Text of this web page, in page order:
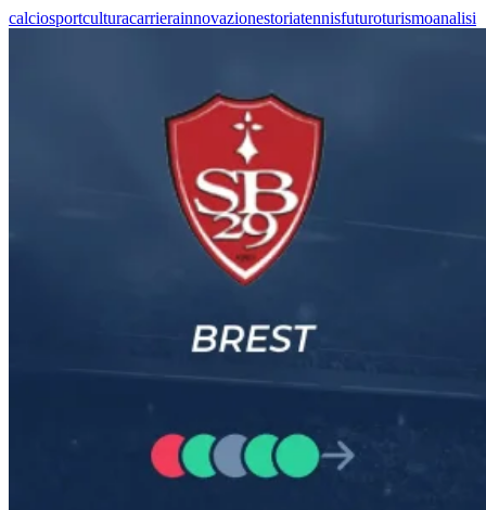
calciosportculturacarrierainnovazionestoriatennisfuturoturismoanalisi